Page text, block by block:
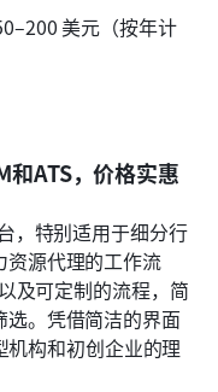
美元（按年计
ATS，价格实惠
，特别适用于细分行
资源代理的工作流
及可定制的流程，简
。凭借简洁的界面
构和初创企业的理